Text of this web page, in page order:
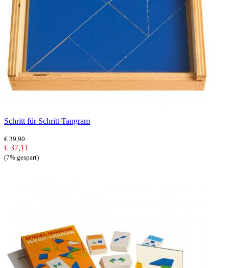
Schritt für Schritt Tangram
€ 39,90
€ 37,11
(7% gespart)